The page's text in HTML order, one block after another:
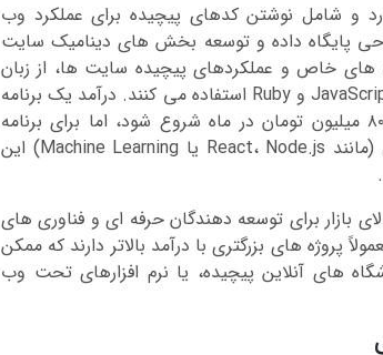
و شامل نوشتن کدهای پیچیده برای عملکرد وب
پایگاه داده و توسعه بخش های دینامیک سایت
های خاص و عملکردهای پیچیده سایت ها، از زبان
های برنامه نویسی مختلف مانند JavaScript، PHP، Python و Ruby استفاده می کنند. درآمد یک برنامه
نویس معمولی در ایران می تواند از حدود ۴۰ تا ۸۰ میلیون تومان در ماه شروع شود، اما برای برنامه
نویسان با تجربه یا متخصصین فناوری های خاص (مانند React، Node.js یا Machine Learning) این
بازار برای توسعه دهندگان حرفه ای و فناوری های
پروژه های بزرگتری با درآمد بالاتر دارند که ممکن
آنلاین پیچیده، یا نرم افزارهای تحت وب